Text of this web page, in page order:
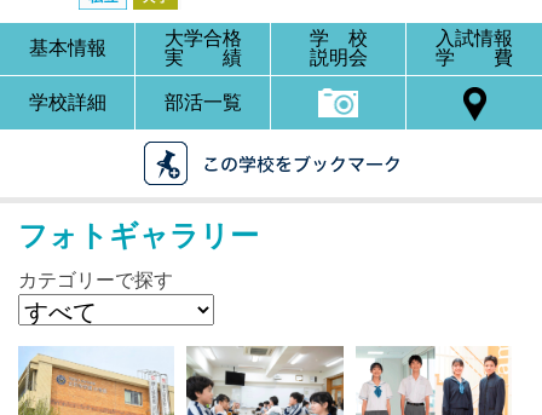
最近見た学校
基本情報
大学合格
実 績
学 校
説明会
入試情報
学 費
学校詳細 部活一覧
フォトギャラリー
カテゴリーで探す